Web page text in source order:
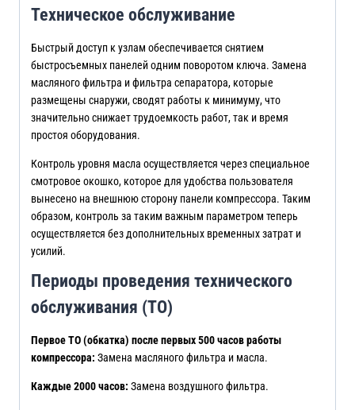
Техническое обслуживание
Быстрый доступ к узлам обеспечивается снятием
быстросъемных панелей одним поворотом ключа. Замена
масляного фильтра и фильтра сепаратора, которые
размещены снаружи, сводят работы к минимуму, что
значительно снижает трудоемкость работ, так и время
простоя оборудования.
Контроль уровня масла осуществляется через специальное
смотровое окошко, которое для удобства пользователя
вынесено на внешнюю сторону панели компрессора. Таким
образом, контроль за таким важным параметром теперь
осуществляется без дополнительных временных затрат и
усилий.
Периоды проведения технического
обслуживания (ТО)
Первое ТО (обкатка) после первых 500 часов работы
компрессора: Замена масляного фильтра и масла.
Каждые 2000 часов: Замена воздушного фильтра.